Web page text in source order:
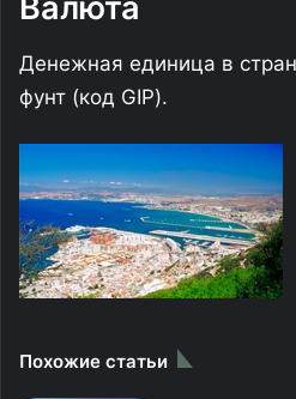
Денежная единица в
фунт (код GIP).
Похожие статьи